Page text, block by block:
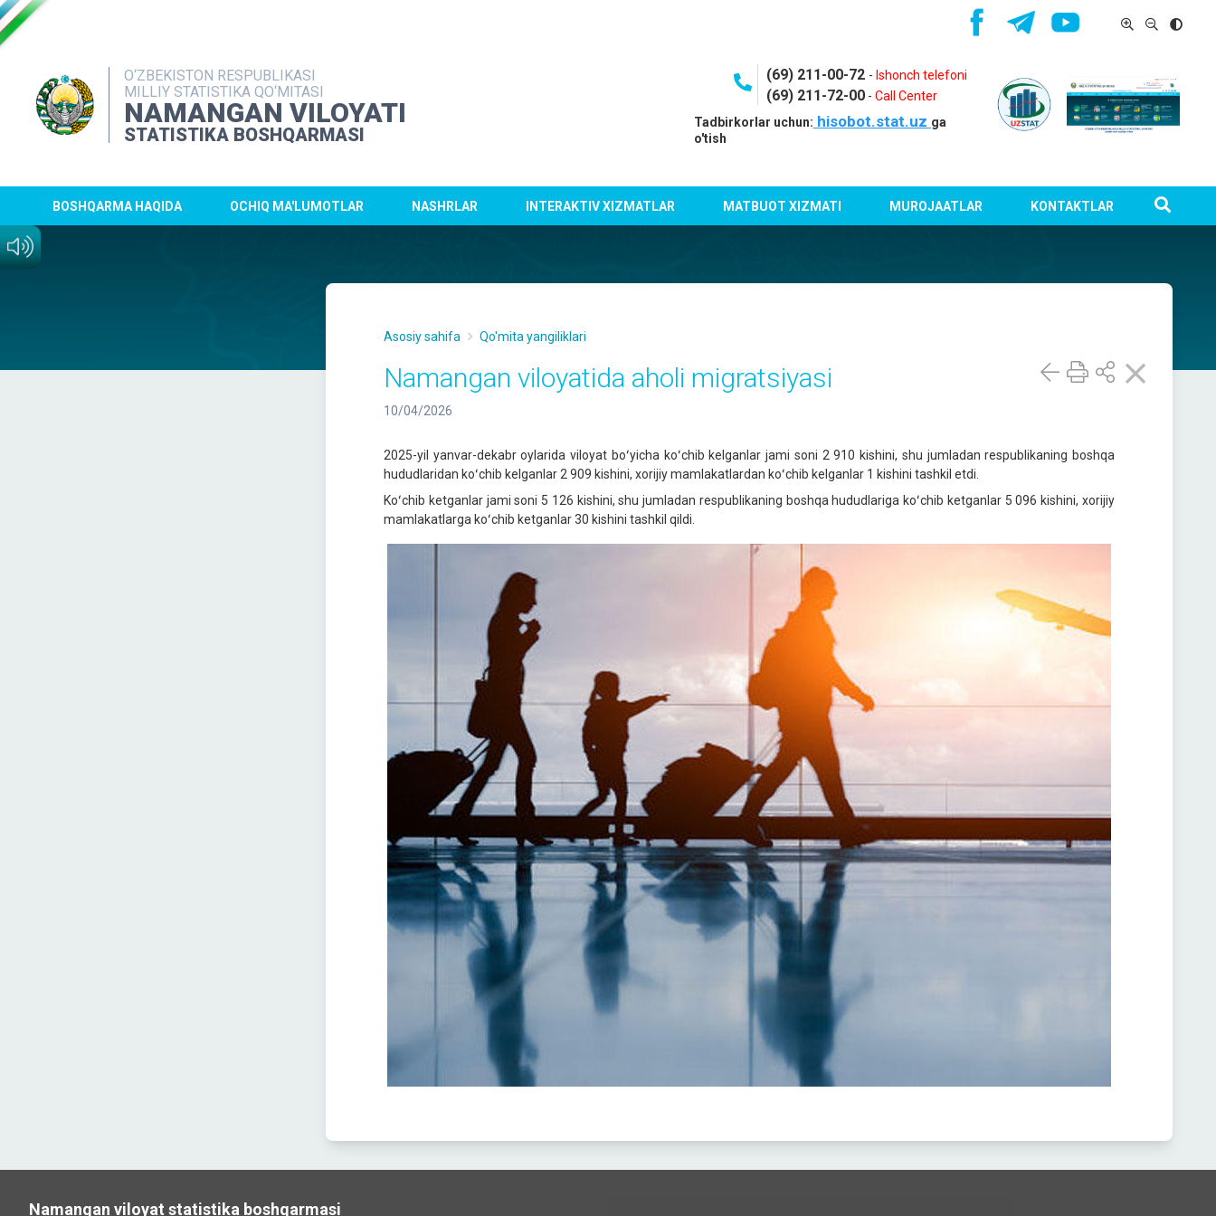
O‘ZBEKISTON RESPUBLIKASI
MILLIY STATISTIKA QO‘MITASI
NAMANGAN VILOYATI
STATISTIKA BOSHQARMASI
(69) 211-00-72 - Ishonch telefoni
(69) 211-72-00- Call Center
Tadbirkorlar uchun: hisobot.stat.uz ga
o'tish
BOSHQARMA HAQIDA OCHIQ MA'LUMOTLAR NASHRLAR INTERAKTIV XIZMATLAR MATBUOT XIZMATI MUROJAATLAR KONTAKTLAR
Asosiy sahifa Qo'mita yangiliklari
Namangan viloyatida aholi migratsiyasi
10/04/2026
2025-yil yanvar-dekabr oylarida viloyat boʻyicha koʻchib kelganlar jami soni 2 910 kishini, shu jumladan respublikaning boshqa
hududlaridan koʻchib kelganlar 2 909 kishini, xorijiy mamlakatlardan koʻchib kelganlar 1 kishini tashkil etdi.
Koʻchib ketganlar jami soni 5 126 kishini, shu jumladan respublikaning boshqa hududlariga koʻchib ketganlar 5 096 kishini, xorijiy
mamlakatlarga koʻchib ketganlar 30 kishini tashkil qildi.
Namangan viloyat statistika boshqarmasi